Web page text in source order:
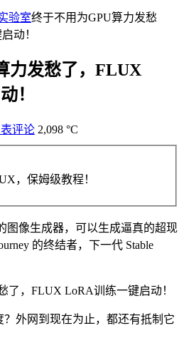
验室终于不用为GPU算力发愁
动！
力发愁了，FLUX
！
评论 2,098 °C
，保姆级教程！
图像生成器，可以生成逼真的超现
的终结者，下一代 Stable
外网到现在为止，都还有抵制它